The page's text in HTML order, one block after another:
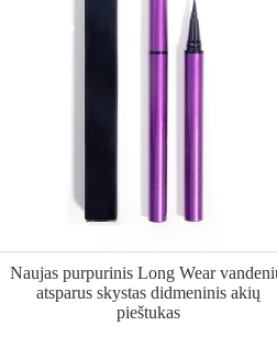
Naujas purpurinis Long Wear
atsparus skystas didmeninis akių
pieštukas